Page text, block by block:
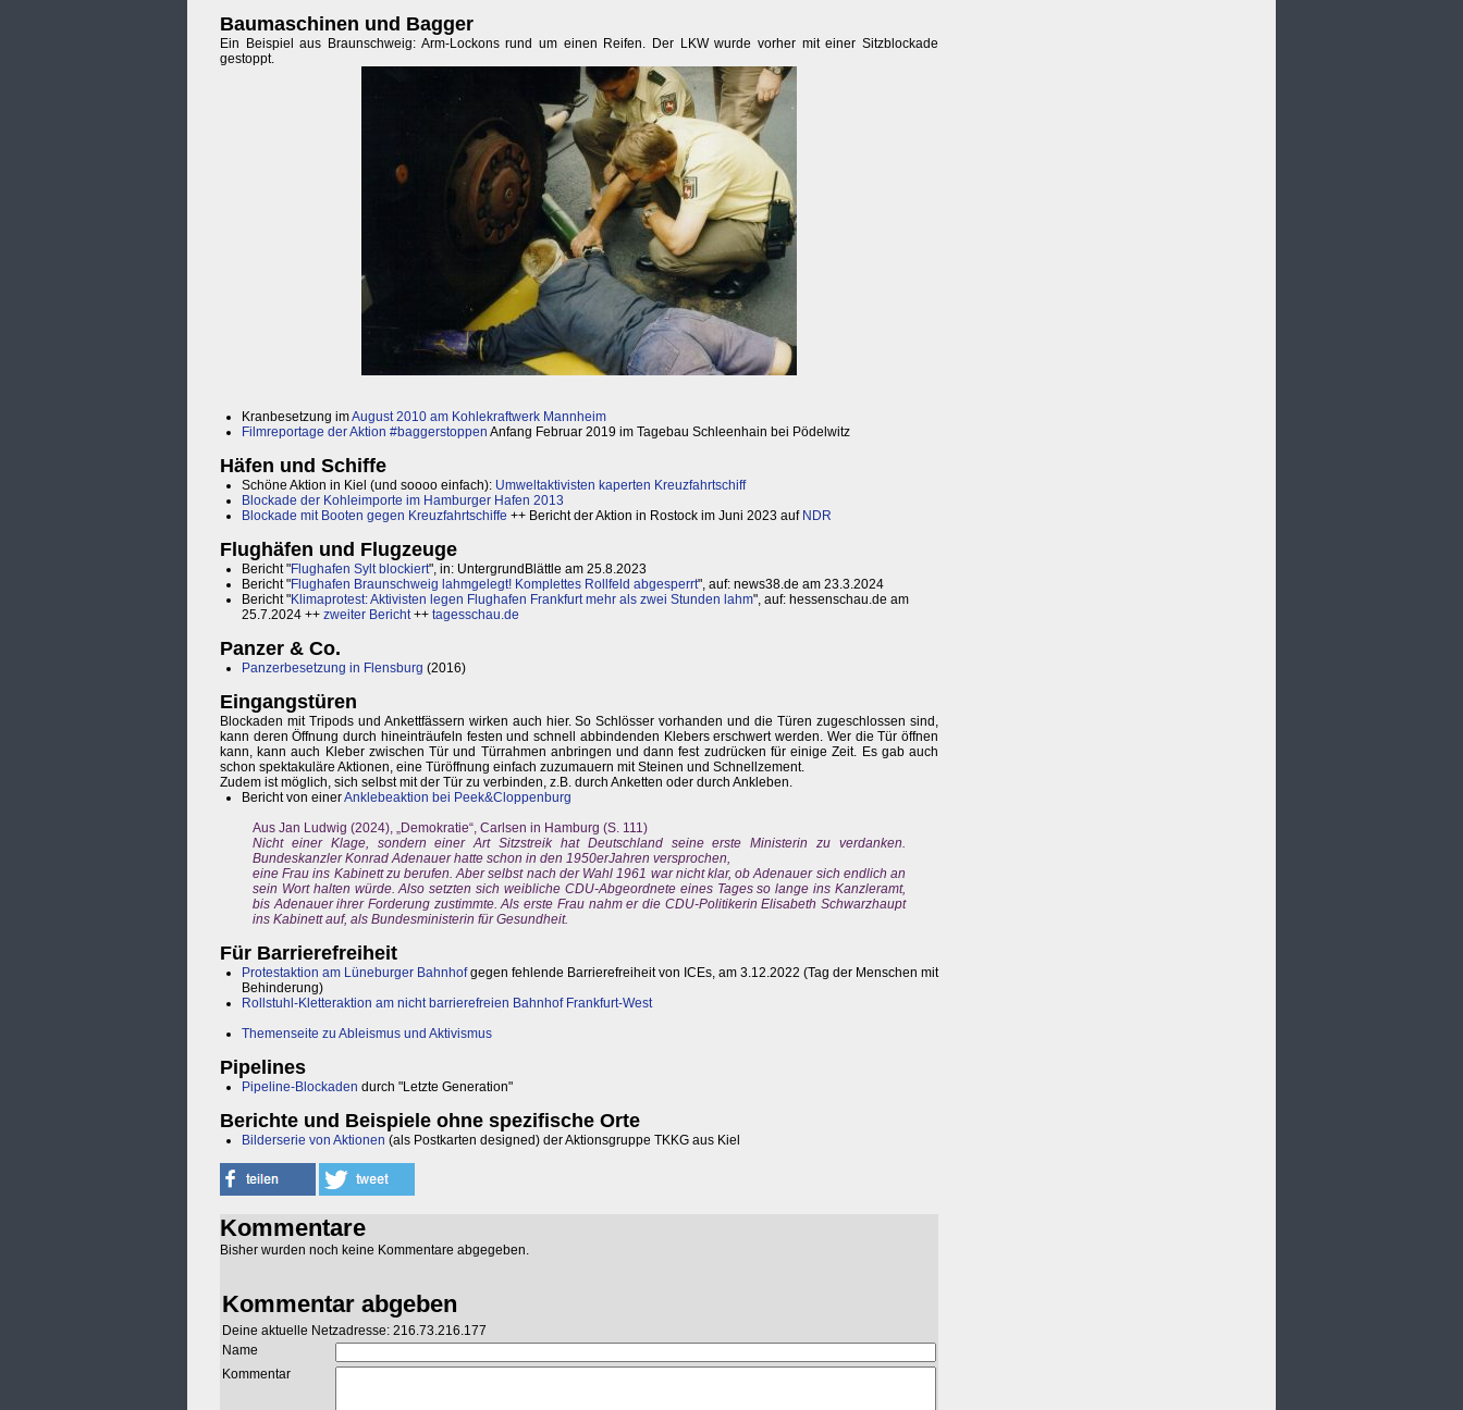
Baumaschinen und Bagger
Ein Beispiel aus Braunschweig: Arm-Lockons rund um einen Reifen. Der LKW wurde vorher mit einer Sitzblockade
gestoppt.
Kranbesetzung imAugust 2010 am Kohlekraftwerk Mannheim
Filmreportage der Aktion #baggerstoppen Anfang Februar 2019 im Tagebau Schleenhain bei Pödelwitz
Häfen und Schiffe
Schöne Aktion in Kiel (und soooo einfach): Umweltaktivisten kaperten Kreuzfahrtschiff
Blockade der Kohleimporte im Hamburger Hafen 2013
Blockade mit Booten gegen Kreuzfahrtschiffe ++ Bericht der Aktion in Rostock im Juni 2023 auf NDR
Flughäfen und Flugzeuge
Bericht "Flughafen Sylt blockiert", in: UntergrundBlättle am 25.8.2023
Bericht "Flughafen Braunschweig lahmgelegt! Komplettes Rollfeld abgesperrt", auf: news38.de am 23.3.2024
Bericht "Klimaprotest: Aktivisten legen Flughafen Frankfurt mehr als zwei Stunden lahm", auf: hessenschau.de am
25.7.2024 ++ zweiter Bericht++ tagesschau.de
Panzer & Co.
Panzerbesetzung in Flensburg (2016)
Eingangstüren
Blockaden mit Tripods und Ankettfässern wirken auch hier. So Schlösser vorhanden und die Türen zugeschlossen sind,
kann deren Öffnung durch hineinträufeln festen und schnell abbindenden Klebers erschwert werden. Wer die Tür öffnen
kann, kann auch Kleber zwischen Tür und Türrahmen anbringen und dann fest zudrücken für einige Zeit. Es gab auch
schon spektakuläre Aktionen, eine Türöffnung einfach zuzumauern mit Steinen und Schnellzement.
Zudem ist möglich, sich selbst mit der Tür zu verbinden, z.B. durch Anketten oder durch Ankleben.
Bericht von einerAnklebeaktion bei Peek&Cloppenburg
Aus Jan Ludwig (2024), „Demokratie“, Carlsen in Hamburg (S. 111)
Nicht einer Klage, sondern einer Art Sitzstreik hat Deutschland seine erste Ministerin zu verdanken.
Bundeskanzler Konrad Adenauer hatte schon in den 1950erJahren versprochen,
eine Frau ins Kabinett zu berufen. Aber selbst nach der Wahl 1961 war nicht klar, ob Adenauer sich endlich an
sein Wort halten würde. Also setzten sich weibliche CDU-Abgeordnete eines Tages so lange ins Kanzleramt,
bis Adenauer ihrer Forderung zustimmte. Als erste Frau nahm er die CDU-Politikerin Elisabeth Schwarzhaupt
ins Kabinett auf, als Bundesministerin für Gesundheit.
Für Barrierefreiheit
Protestaktion am Lüneburger Bahnhofgegen fehlende Barrierefreiheit von ICEs, am 3.12.2022 (Tag der Menschen mit
Behinderung)
Rollstuhl-Kletteraktion am nicht barrierefreien Bahnhof Frankfurt-West
Themenseite zu Ableismus und Aktivismus
Pipelines
Pipeline-Blockaden durch "Letzte Generation"
Berichte und Beispiele ohne spezifische Orte
Bilderserie von Aktionen (als Postkarten designed) der Aktionsgruppe TKKG aus Kiel
Kommentare
Bisher wurden noch keine Kommentare abgegeben.
Kommentar abgeben
Deine aktuelle Netzadresse: 216.73.216.177
Name
Kommentar